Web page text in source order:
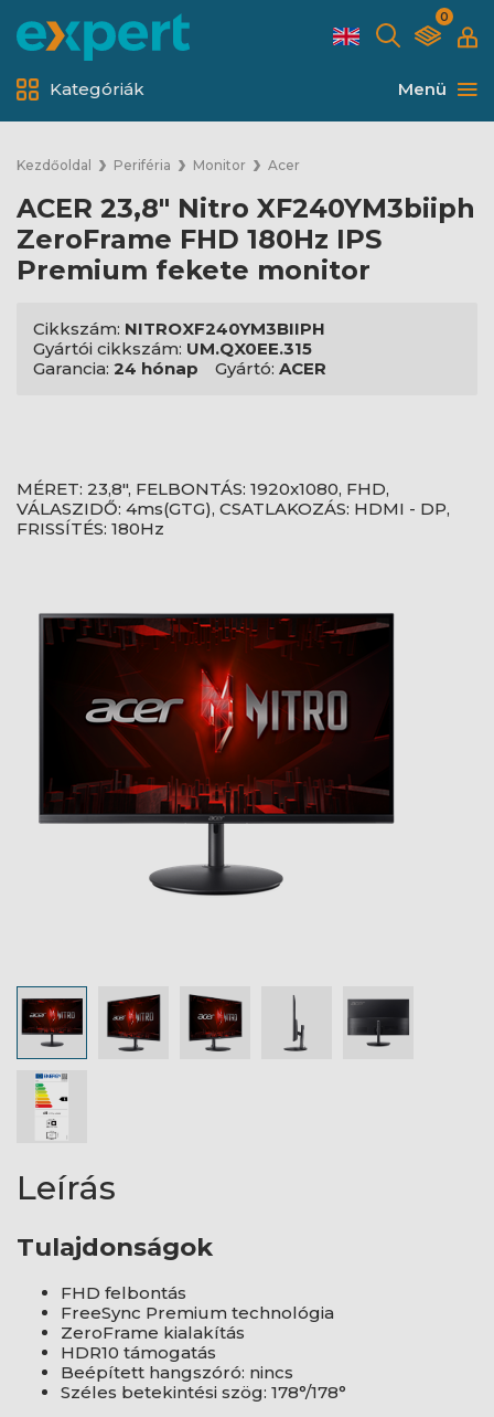
0
Menü
Kategóriák
Kezdőoldal Periféria Monitor Acer
ACER 23,8" Nitro XF240YM3biiph
ZeroFrame FHD 180Hz IPS
Premium fekete monitor
Cikkszám: NITROXF240YM3BIIPH
Gyártói cikkszám: UM.QX0EE.315
Garancia: 24 hónap Gyártó: ACER
MÉRET: 23,8", FELBONTÁS: 1920x1080, FHD,
VÁLASZIDŐ: 4ms(GTG), CSATLAKOZÁS: HDMI - DP,
FRISSÍTÉS: 180Hz
Leírás
Tulajdonságok
FHD felbontás
FreeSync Premium technológia
ZeroFrame kialakítás
HDR10 támogatás
Beépített hangszóró: nincs
Széles betekintési szög: 178°/178°